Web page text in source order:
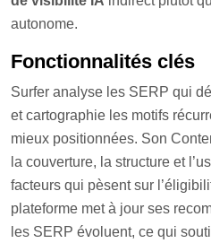
autonome.
Fonctionnalités clés
Surfer analyse les SERP qui
et cartographie les motifs
mieux positionnées. Son
la couverture, la structure et
facteurs qui pèsent sur
plateforme met à jour ses
les SERP évoluent, ce qui